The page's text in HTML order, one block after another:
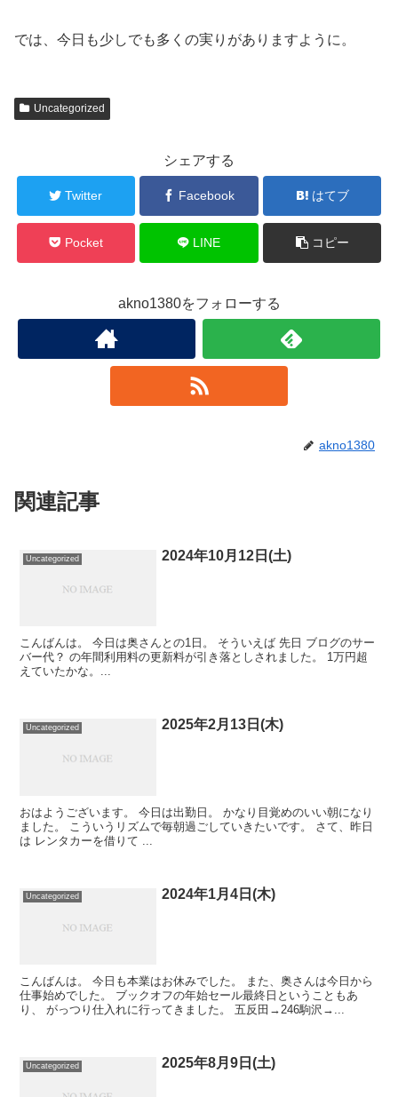
では、今日も少しでも多くの実りがありますように。
Uncategorized
シェアする
Twitter Facebook はてブ
Pocket LINE コピー
akno1380をフォローする
akno1380
関連記事
Uncategorized 2024年10月12日(土)
こんばんは。 今日は奥さんとの1日。 そういえば 先日 ブログのサー
バー代？ の年間利用料の更新料が引き落としされました。 1万円超
えていたかな。...
Uncategorized 2025年2月13日(木)
おはようございます。 今日は出勤日。 かなり目覚めのいい朝になり
ました。 こういうリズムで毎朝過ごしていきたいです。 さて、昨日
は レンタカーを借りて ...
Uncategorized 2024年1月4日(木)
こんばんは。 今日も本業はお休みでした。 また、奥さんは今日から
仕事始めでした。 ブックオフの年始セール最終日ということもあ
り、 がっつり仕入れに行ってきました。 五反田→246駒沢→...
Uncategorized 2025年8月9日(土)